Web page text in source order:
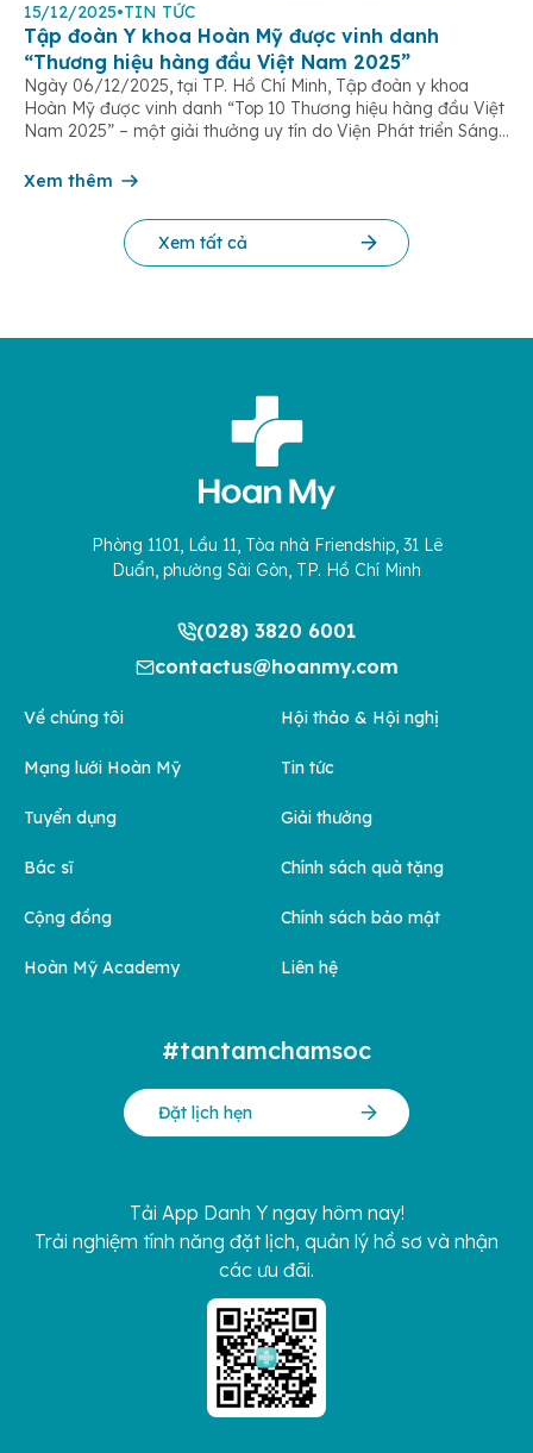
15/12/2025•TIN TỨC
Tập đoàn Y khoa Hoàn Mỹ được vinh danh
“Thương hiệu hàng đầu Việt Nam 2025”
Ngày 06/12/2025, tại TP. Hồ Chí Minh, Tập đoàn y khoa
Hoàn Mỹ được vinh danh “Top 10 Thương hiệu hàng đầu Việt
Nam 2025” – một giải thưởng uy tín do Viện Phát triển Sáng
cứu Phát triển Doanh nghiệp Châu Á […]
Xem thêm
Xem tất cả
Phòng 1101, Lầu 11, Tòa nhà Friendship, 31 Lê
Duẩn, phường Sài Gòn, TP. Hồ Chí Minh
(028) 3820 6001
contactus@hoanmy.com
Về chúng tôi
Mạng lưới Hoàn Mỹ
Tuyển dụng
Bác sĩ
Cộng đồng
Hoàn Mỹ Academy
Hội thảo & Hội nghị
Tin tức
Giải thưởng
Chính sách quà tặng
Chính sách bảo mật
Liên hệ
#tantamchamsoc
Đặt lịch hẹn
Tải App Danh Y ngay hôm nay!
Trải nghiệm tính năng đặt lịch, quản lý hồ sơ và nhận
các ưu đãi.